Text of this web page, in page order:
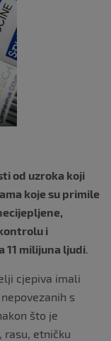
od uzroka koji
koje su primile
i
11 milijuna ljudi.
cjepiva imali
s
što je
rasu, etničku